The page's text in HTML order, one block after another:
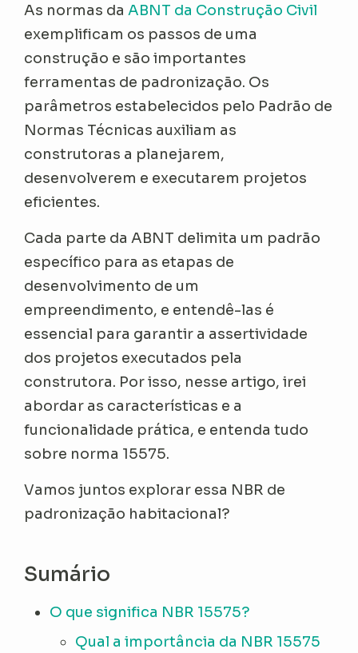
As normas daABNT da Construção Civil
exemplificam os passos de uma
construção e são importantes
ferramentas de padronização. Os
parâmetros estabelecidos pelo Padrão de
Normas Técnicas auxiliam as
construtoras a planejarem,
desenvolverem e executarem projetos
eficientes.
Cada parte da ABNT delimita um padrão
específico para as etapas de
desenvolvimento de um
empreendimento, e entendê-las é
essencial para garantir a assertividade
dos projetos executados pela
construtora. Por isso, nesse artigo, irei
abordar as características e a
funcionalidade prática, e entenda tudo
sobre norma 15575.
Vamos juntos explorar essa NBR de
padronização habitacional?
Sumário
O que significa NBR 15575?
Qual a importância da NBR 15575